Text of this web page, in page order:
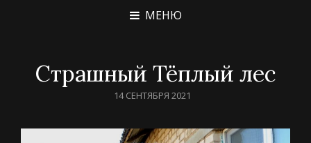
МЕНЮ
Страшный Тёплый лес
POSTED
14 СЕНТЯБРЯ 2021